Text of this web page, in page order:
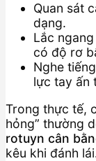
Quan sát
dạng.
Lắc
có độ rơ
Nghe
lực tay ấn
Trong thực tế,
hỏng” thường
rotuyn cân
kêu khi đánh